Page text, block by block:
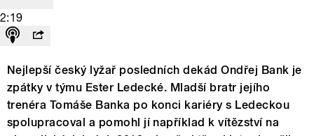
2:19
Nejlepší český lyžař posledních dekád Ondřej Bank je
zpátky v týmu Ester Ledecké. Mladší bratr jejího
trenéra Tomáše Banka po konci kariéry s Ledeckou
spolupracoval a pomohl jí například k vítězství na